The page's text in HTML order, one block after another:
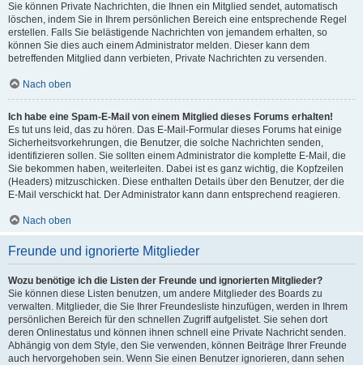
Sie können Private Nachrichten, die Ihnen ein Mitglied sendet, automatisch
löschen, indem Sie in Ihrem persönlichen Bereich eine entsprechende Regel
erstellen. Falls Sie belästigende Nachrichten von jemandem erhalten, so
können Sie dies auch einem Administrator melden. Dieser kann dem
betreffenden Mitglied dann verbieten, Private Nachrichten zu versenden.
Nach oben
Ich habe eine Spam-E-Mail von einem Mitglied dieses Forums erhalten!
Es tut uns leid, das zu hören. Das E-Mail-Formular dieses Forums hat einige
Sicherheitsvorkehrungen, die Benutzer, die solche Nachrichten senden,
identifizieren sollen. Sie sollten einem Administrator die komplette E-Mail, die
Sie bekommen haben, weiterleiten. Dabei ist es ganz wichtig, die Kopfzeilen
(Headers) mitzuschicken. Diese enthalten Details über den Benutzer, der die
E-Mail verschickt hat. Der Administrator kann dann entsprechend reagieren.
Nach oben
Freunde und ignorierte Mitglieder
Wozu benötige ich die Listen der Freunde und ignorierten Mitglieder?
Sie können diese Listen benutzen, um andere Mitglieder des Boards zu
verwalten. Mitglieder, die Sie Ihrer Freundesliste hinzufügen, werden in Ihrem
persönlichen Bereich für den schnellen Zugriff aufgelistet. Sie sehen dort
deren Onlinestatus und können ihnen schnell eine Private Nachricht senden.
Abhängig von dem Style, den Sie verwenden, können Beiträge Ihrer Freunde
auch hervorgehoben sein. Wenn Sie einen Benutzer ignorieren, dann sehen